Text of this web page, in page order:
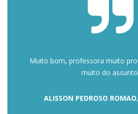
Muito bom, professora muito
muito do
ALISSON PEDROSO ROMAO